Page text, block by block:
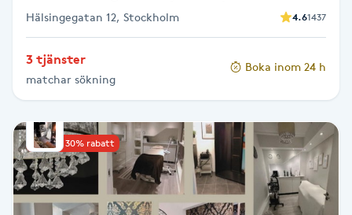
LPG-behandling
LPG-massage
Luggklippning
Lymfmassage
Läpptatuering
Hälsingegatan 12, Stockholm 4.61437
3 tjänster
matchar sökning
Boka inom 24 h
Upp till 30% rabatt